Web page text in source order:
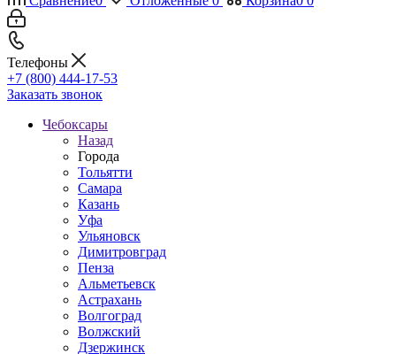
Телефоны
+7 (800) 444-17-53
Заказать звонок
Чебоксары
Назад
Города
Тольятти
Самара
Казань
Уфа
Ульяновск
Димитровград
Пенза
Альметьевск
Астрахань
Волгоград
Волжский
Дзержинск